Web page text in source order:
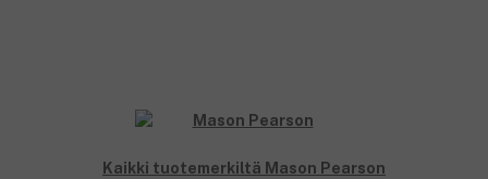
Kaikki tuotemerkiltä Mason Pearson